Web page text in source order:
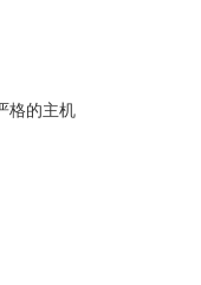
格的主机